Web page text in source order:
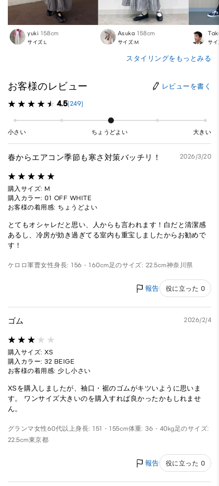
yuki 158cm
サイズ:L
Asuka 158cm
サイズ:M サ
スタイリングをもっとみる
お客様のレビュー レビューを書く
4.5(249)
小さい ちょうどよい 大きい
春からエアコン季節も寒さ対策バッチリ！ 2026/3/20
購入サイズ: M
購入カラー: 01 OFF WHITE
お客様の着用感: ちょうどよい
とてもオシャレだと思い、人からも言われます！白だと清潔感
あるし、冷房が効き過ぎてる室内も重宝しましたからお勧めで
す！
ケロロ軍曹女性身長: 156 - 160cm足のサイズ: 22.5cm神奈川県
報告 役に立った 0
ゴム 2026/2/4
購入サイズ: XS
購入カラー: 32 BEIGE
お客様の着用感: 少し小さい
XSを購入しましたが、袖口・裾のゴムがキツいように思いま
す。 ワンサイズ大きいのを購入すれば良かったかもしれませ
ん。
グランマ女性60代以上身長: 151 - 155cm体重: 36 - 40kg足のサイズ:
22.5cm東京都
報告 役に立った 0